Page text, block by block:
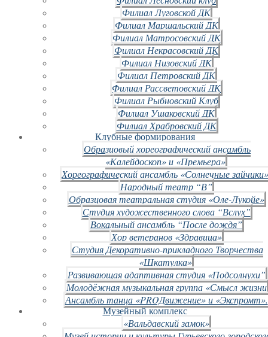
Филиал Луговской ДК
Филиал Маршальский ДК
Филиал Матросовский ДК
Филиал Некрасовский ДК
Филиал Низовский ДК
Филиал Петровский ДК
Филиал Рассветовский ДК
Филиал Рыбновский Клуб
Филиал Ушаковский ДК
Филиал Храбровский ДК
Клубные формирования
Образцовый хореографический ансамбль
«Калейдоскоп» и «Премьера»
Хореографический ансамбль «Солнечные
Народный театр “В”
Образцовая театральная студия «Оле-Лукойе»
Студия художественного слова “Вслух”
Вокальный ансамбль “После дождя”
Хор ветеранов «Здравица»
Студия Декоративно-прикладного Творчества
«Шкатулка»
Развивающая адаптивная студия «Подсолнухи”
Молодёжная музыкальная группа «Смысл жизни
Ансамбль танца «PROДвижение» и «Экспромт».
Музейный комплекс
«Вальдавский замок»